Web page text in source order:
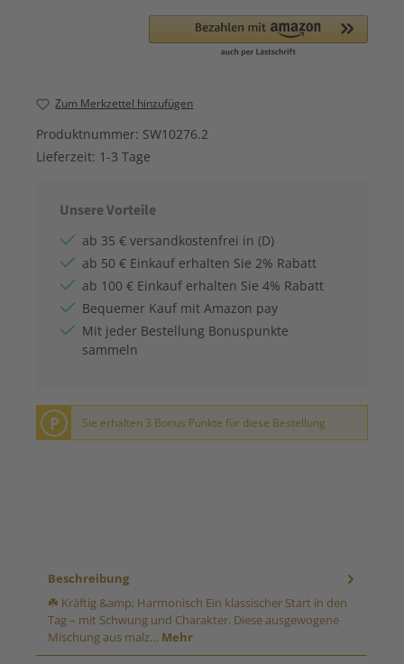
Zum Merkzettel hinzufügen
Produktnummer: SW10276.2
Lieferzeit: 1-3 Tage
Unsere Vorteile
ab 35 € versandkostenfrei in (D)
ab 50 € Einkauf erhalten Sie 2% Rabatt
ab 100 € Einkauf erhalten Sie 4% Rabatt
Bequemer Kauf mit Amazon pay
Mit jeder Bestellung Bonuspunkte
sammeln
P Sie erhalten 3 Bonus Punkte für diese Bestellung
Beschreibung
☘️ Kräftig &amp; Harmonisch Ein klassischer Start in den
Tag – mit Schwung und Charakter. Diese ausgewogene
Mischung aus malz… Mehr